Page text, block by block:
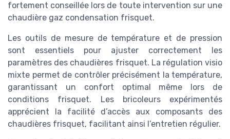
fortement conseillée lors de toute intervention sur une
chaudière gaz condensation frisquet.
Les outils de mesure de température et de pression
sont essentiels pour ajuster correctement les
paramètres des chaudières frisquet. La régulation visio
mixte permet de contrôler précisément la température,
garantissant un confort optimal même lors de
conditions frisquet. Les bricoleurs expérimentés
apprécient la facilité d’accès aux composants des
chaudières frisquet, facilitant ainsi l’entretien régulier.